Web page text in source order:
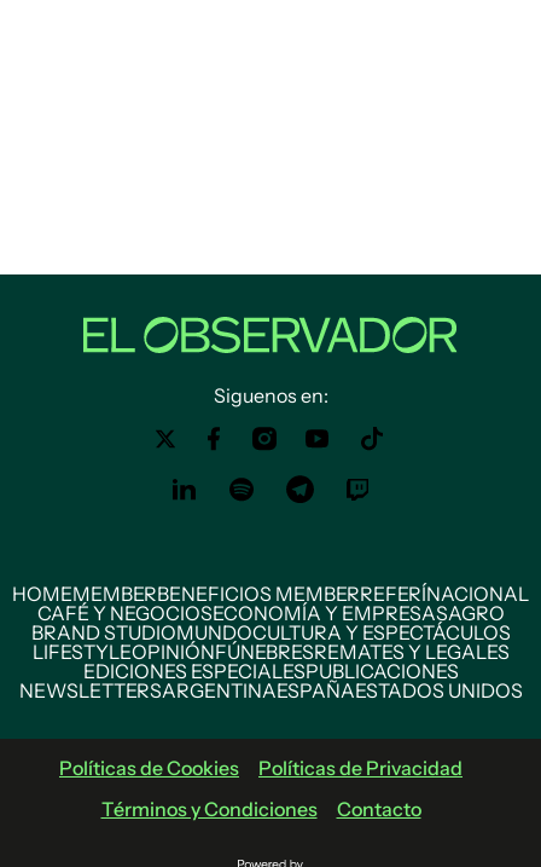
Siguenos en:
HOMEMEMBERBENEFICIOS MEMBERREFERÍNACIONAL
CAFÉ Y NEGOCIOSECONOMÍA Y EMPRESASAGRO
BRAND STUDIOMUNDOCULTURA Y ESPECTÁCULOS
LIFESTYLEOPINIÓNFÚNEBRESREMATES Y LEGALES
EDICIONES ESPECIALESPUBLICACIONES
NEWSLETTERSARGENTINAESPAÑAESTADOS UNIDOS
Políticas de Cookies
Políticas de Privacidad
Términos y Condiciones
Contacto